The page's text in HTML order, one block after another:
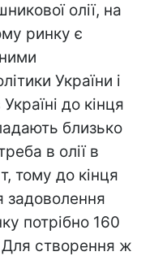
олії, на
ринку є
України і
до кінця
близько
в олії в
тому до кінця
задоволення
потрібно 160
Для створення ж